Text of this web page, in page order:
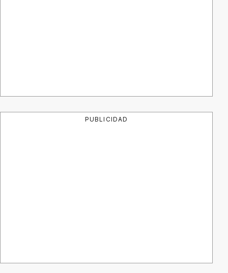
PUBLICIDAD